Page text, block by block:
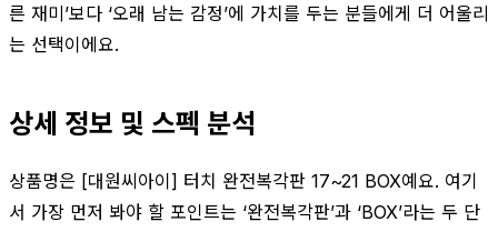
른 재미’보다 ‘오래 남는 감정’에 가치를 두는 분들에게 더 어울리
는 선택이에요.
상세 정보 및 스펙 분석
상품명은 [대원씨아이] 터치 완전복각판 17~21 BOX예요. 여기
서 가장 먼저 봐야 할 포인트는 ‘완전복각판’과 ‘BOX’라는 두 단